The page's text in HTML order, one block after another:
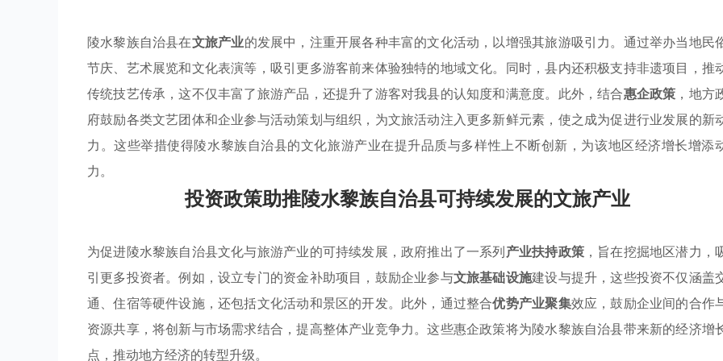
陵水黎族自治县在文旅产业的发展中，注重开展各种丰富的文化活动，以增强其旅游吸引力。通过举办当地民
节庆、艺术展览和文化表演等，吸引更多游客前来体验独特的地域文化。同时，县内还积极支持非遗项目，推
传统技艺传承，这不仅丰富了旅游产品，还提升了游客对我县的认知度和满意度。此外，结合惠企政策 ，地方
府鼓励各类文艺团体和企业参与活动策划与组织，为文旅活动注入更多新鲜元素，使之成为促进行业发展的新
力。这些举措使得陵水黎族自治县的文化旅游产业在提升品质与多样性上不断创新，为该地区经济增长增添
力。
投资政策助推陵水黎族自治县可持续发展的文旅产业
为促进陵水黎族自治县文化与旅游产业的可持续发展，政府推出了一系列产业扶持政策，旨在挖掘地区潜力，
引更多投资者。例如，设立专门的资金补助项目，鼓励企业参与文旅基础设施建设与提升，这些投资不仅涵盖
通、住宿等硬件设施，还包括文化活动和景区的开发。此外，通过整合优势产业聚集效应，鼓励企业间的合作
资源共享，将创新与市场需求结合，提高整体产业竞争力。这些惠企政策将为陵水黎族自治县带来新的经济增
点，推动地方经济的转型升级。